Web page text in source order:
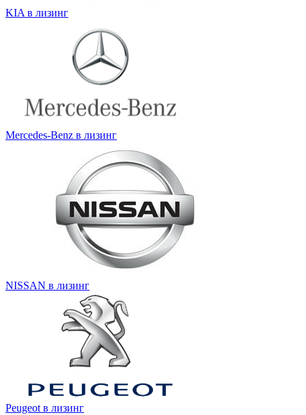
KIA в лизинг
Mercedes-Benz в лизинг
NISSAN в лизинг
Peugeot в лизинг